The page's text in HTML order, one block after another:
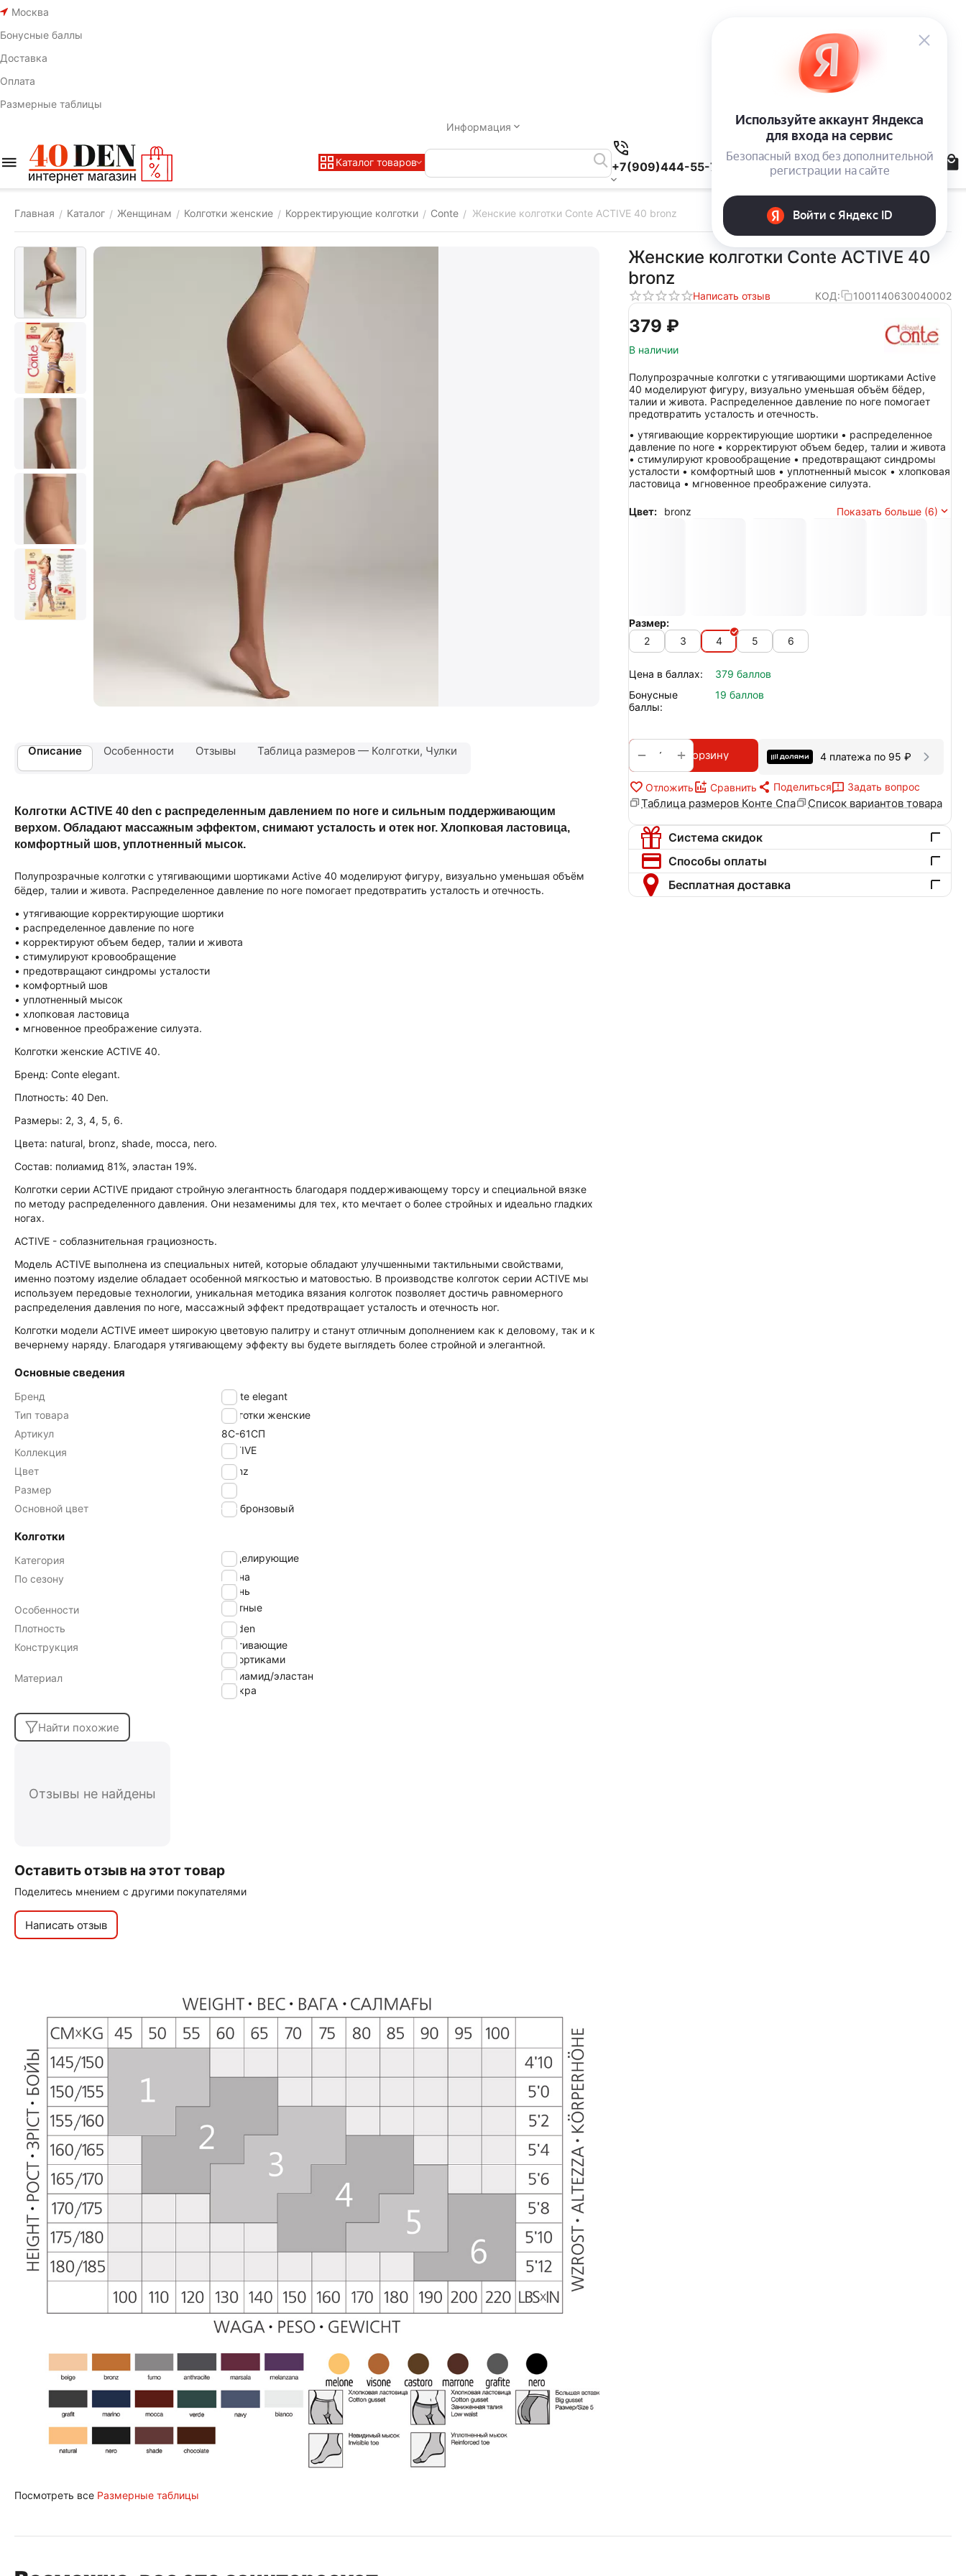
Москва
Бонусные баллы
Доставка
Оплата
Размерные таблицы
Информация
Каталог товаров +7(909)444-55-78
Главная / Каталог / Женщинам / Колготки женские / Корректирующие колготки / Conte / Женские колготки Conte ACTIVE 40 bronz
Женские колготки Conte ACTIVE 40
bronz
Написать отзыв КОД: 1001140630040002
‍379‍ ₽
В наличии
Полупрозрачные колготки с утягивающими шортиками Active
40 моделируют фигуру, визуально уменьшая объём бёдер,
талии и живота. Распределенное давление по ноге помогает
предотвратить усталость и отечность.
• утягивающие корректирующие шортики • распределенное
давление по ноге • корректируют объем бедер, талии и живота
• стимулируют кровообращение • предотвращают синдромы
усталости • комфортный шов • уплотненный мысок • хлопковая
ластовица • мгновенное преображение силуэта.
Цвет: bronz Показать больше (6)
Размер:
2
3 4 5 6
Цена в баллах:
379 баллов
Бонусные
баллы:
19 баллов
+
− В корзину 4 платежа по 95 ₽
Отложить Сравнить Поделиться Задать вопрос
Таблица размеров Конте Спа Список вариантов товара
Система скидок
Способы оплаты
Бесплатная доставка
Описание Особенности Отзывы Таблица размеров — Колготки, Чулки
Колготки ACTIVE 40 den с распределенным давлением по ноге и сильным поддерживающим
верхом. Обладают массажным эффектом, снимают усталость и отек ног. Хлопковая ластовица,
комфортный шов, уплотненный мысок.
Полупрозрачные колготки с утягивающими шортиками Active 40 моделируют фигуру, визуально уменьшая объём
бёдер, талии и живота. Распределенное давление по ноге помогает предотвратить усталость и отечность.
• утягивающие корректирующие шортики
• распределенное давление по ноге
• корректируют объем бедер, талии и живота
• стимулируют кровообращение
• предотвращают синдромы усталости
• комфортный шов
• уплотненный мысок
• хлопковая ластовица
• мгновенное преображение силуэта.
Колготки женские ACTIVE 40.
Бренд: Conte elegant.
Плотность: 40 Den.
Размеры: 2, 3, 4, 5, 6.
Цвета: natural, bronz, shade, mocca, nero.
Состав: полиамид 81%, эластан 19%.
Колготки серии ACTIVE придают стройную элегантность благодаря поддерживающему торсу и специальной вязке
по методу распределенного давления. Они незаменимы для тех, кто мечтает о более стройных и идеально гладких
ногах.
ACTIVE - соблазнительная грациозность.
Модель ACTIVE выполнена из специальных нитей, которые обладают улучшенными тактильными свойствами,
именно поэтому изделие обладает особенной мягкостью и матовостью. В производстве колготок серии ACTIVE мы
используем передовые технологии, уникальная методика вязания колготок позволяет достичь равномерного
распределения давления по ноге, массажный эффект предотвращает усталость и отечность ног.
Колготки модели ACTIVE имеет широкую цветовую палитру и станут отличным дополнением как к деловому, так и к
вечернему наряду. Благодаря утягивающему эффекту вы будете выглядеть более стройной и элегантной.
Основные сведения
Бренд
Conte elegant
Тип товара
Колготки женские
Артикул
8С-61СП
Коллекция
ACTIVE
Цвет
bronz
Размер
4
Основной цвет
бронзовый
Колготки
Категория
моделирующие
По сезону
весна
осень
Особенности
плотные
Плотность
40 den
Конструкция
утягивающие
с шортиками
Материал
полиамид/эластан
лайкра
Найти похожие
Отзывы не найдены
Оставить отзыв на этот товар
Поделитесь мнением с другими покупателями
Написать отзыв
Посмотреть все Размерные таблицы